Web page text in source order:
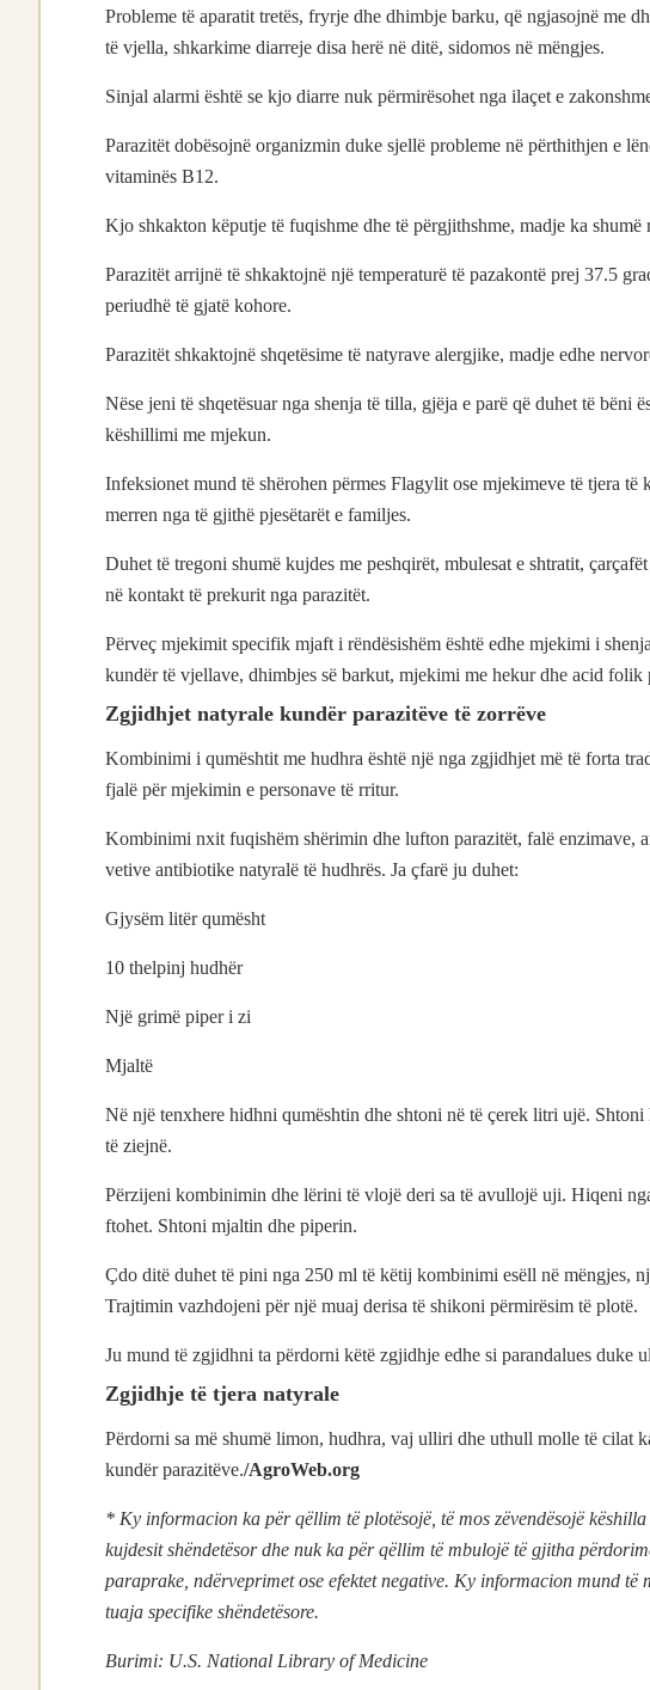
Probleme të aparatit tretës, fryrje dhe dhimbje barku, që ngjasojnë me
të vjella, shkarkime diarreje disa herë në ditë, sidomos në mëngjes.
Sinjal alarmi është se kjo diarre nuk përmirësohet nga ilaçet e
Parazitët dobësojnë organizmin duke sjellë probleme në përthithjen e
vitaminës B12.
Kjo shkakton këputje të fuqishme dhe të përgjithshme, madje ka shumë
Parazitët arrijnë të shkaktojnë një temperaturë të pazakontë prej 37.5
periudhë të gjatë kohore.
Parazitët shkaktojnë shqetësime të natyrave alergjike, madje edhe
Nëse jeni të shqetësuar nga shenja të tilla, gjëja e parë që duhet të bëni
këshillimi me mjekun.
Infeksionet mund të shërohen përmes Flagylit ose mjekimeve të tjera të
merren nga të gjithë pjesëtarët e familjes.
Duhet të tregoni shumë kujdes me peshqirët, mbulesat e shtratit,
në kontakt të prekurit nga parazitët.
Përveç mjekimit specifik mjaft i rëndësishëm është edhe mjekimi i
kundër të vjellave, dhimbjes së barkut, mjekimi me hekur dhe acid folik
Zgjidhjet natyrale kundër parazitëve të zorrëve
Kombinimi i qumështit me hudhra është një nga zgjidhjet më të forta
fjalë për mjekimin e personave të rritur.
Kombinimi nxit fuqishëm shërimin dhe lufton parazitët, falë enzimave,
vetive antibiotike natyralë të hudhrës. Ja çfarë ju duhet:
Gjysëm litër qumësht
10 thelpinj hudhër
Një grimë piper i zi
Mjaltë
Në një tenxhere hidhni qumështin dhe shtoni në të çerek litri ujë.
të ziejnë.
Përzijeni kombinimin dhe lërini të vlojë deri sa të avullojë uji. Hiqeni
ftohet. Shtoni mjaltin dhe piperin.
Çdo ditë duhet të pini nga 250 ml të këtij kombinimi esëll në mëngjes,
Trajtimin vazhdojeni për një muaj derisa të shikoni përmirësim të plotë.
Ju mund të zgjidhni ta përdorni këtë zgjidhje edhe si parandalues duke
Zgjidhje të tjera natyrale
Përdorni sa më shumë limon, hudhra, vaj ulliri dhe uthull molle të cilat
kundër parazitëve./AgroWeb.org
* Ky informacion ka për qëllim të plotësojë, të mos zëvendësojë
kujdesit shëndetësor dhe nuk ka për qëllim të mbulojë të gjitha
paraprake, ndërveprimet ose efektet negative. Ky informacion mund të
tuaja specifike shëndetësore.
Burimi: U.S. National Library of Medicine